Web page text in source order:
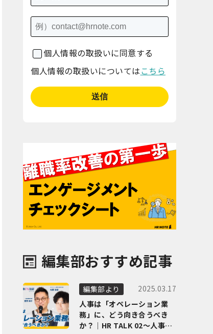
個人情報の取扱いに同意する
個人情報の取扱いについては こちら
編集部おすすめ記事
編集部より
2025.03.17
人事は「オペレーション業
務」に、どう向き合うべき
か？｜HR TALK 02～人事DX